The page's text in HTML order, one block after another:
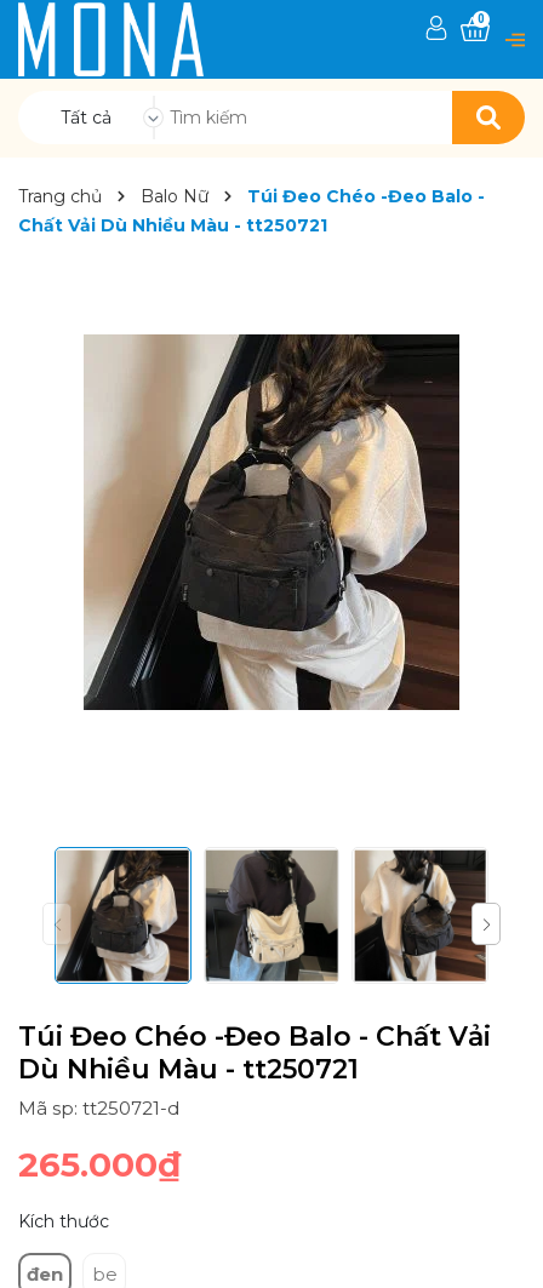
Tất cả
0
Trang chủ Balo Nữ
Túi Đeo Chéo -Đeo Balo -
Chất Vải Dù Nhiều Màu - tt250721
Túi Đeo Chéo -Đeo Balo - Chất Vải
Dù Nhiều Màu - tt250721
Mã sp: tt250721-d
265.000₫
Kích thước
đen be